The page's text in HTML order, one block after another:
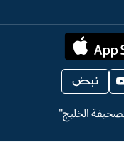
الخليج"